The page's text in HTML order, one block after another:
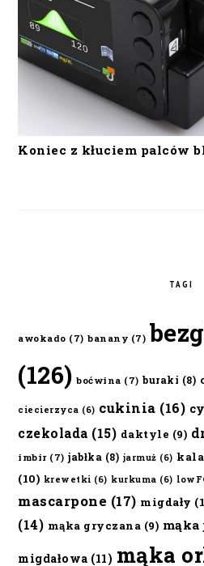
Koniec z kłuciem palców
TAGI
awokado (7) banany (7)
(126) boćwina (7) buraki (8)
ciecierzyca (6) cukinia (16)
czekolada (15) daktyle (9)
imbir (7) jabłka (8) jarmuż (6)
(10) krewetki (6) kurkuma (6)
mascarpone (17) migdały
(14) mąka gryczana (9) mąka
migdałowa (11) mąka